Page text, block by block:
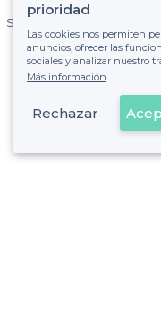
Sin comisiones y sin
prioridad
Las cookies nos permiten
anuncios, ofrecer las
sociales y analizar nuestro
Más información
Rechazar